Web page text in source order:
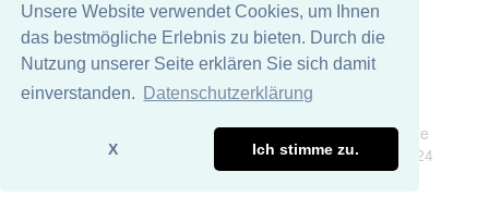
Unsere Website verwendet Cookies, um Ihnen
das bestmögliche Erlebnis zu bieten. Durch die
Nutzung unserer Seite erklären Sie sich damit
einverstanden.
Datenschutzerklärung
X Ich stimme zu.
Wörter mit Endung -normalpapier
aber mit einem
anderen Artikeldas: 0
Das Wort wird häufig verwendet im Bereich
Druckwesen
Wir übernehmen keine Garantie und keine Haftung für die
Richtigkeit und Vollständigkeit dieser Seite. DDDEasy 2024